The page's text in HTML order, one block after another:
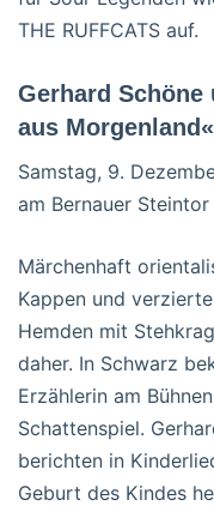
THE RUFFCATS auf.
Gerhard Schöne
aus Morgenland«
Samstag, 9.
am Bernauer
Märchenhaft
Kappen und
Hemden mit
daher. In Schwarz
Erzählerin am
Schattenspiel.
berichten in
Geburt des Kindes